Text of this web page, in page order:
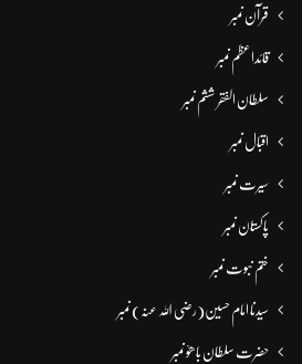
قرآن نمبر
قائداعظم نمبر
سلطان الفقر ششم نمبر
اقبال نمبر
سیرت نمبر
پاکستان نمبر
ختم نبوت نمبر
سیدنا امام حسین(رضی اللہ عنہ) نمبر
حضرت سلطان باھوؒ نمبر